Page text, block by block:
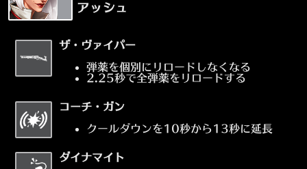
アッシュ
ザ・ヴァイパー
弾薬を個別にリロードしなくなる
2.25秒で全弾薬をリロードする
コーチ・ガン
クールダウンを10秒から13秒に延長
ダイナマイト